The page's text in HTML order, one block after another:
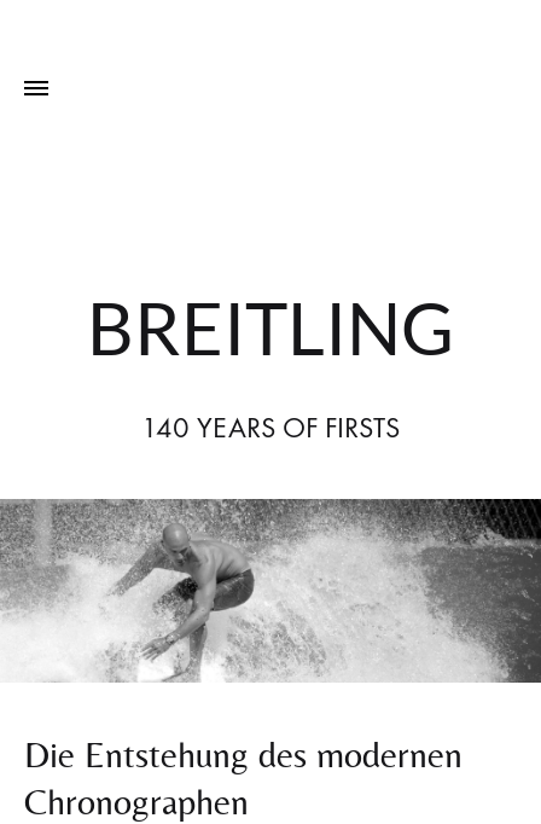
BREITLING
140 YEARS OF FIRSTS
Die Entstehung des modernen
Chronographen